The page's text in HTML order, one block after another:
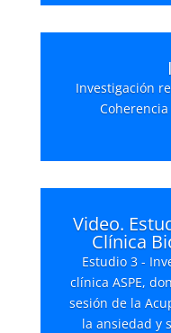
Investigación
Video.
Clínica
Estudio 3 -
clínica ASPE,
sesión de la
la ansiedad y